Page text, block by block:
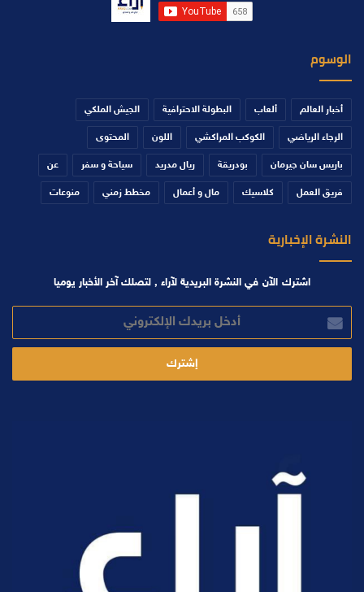
الوسوم
أخبار العالم ألعاب البطولة الاحترافية الجيش الملكي
الرجاء الرياضي الكوكب المراكشي اللون المحتوى
باريس سان جيرمان بودريقة ريال مدريد سياحة و سفر عن
فريق العمل كلاسيك مال و أعمال مخطط زمني منوعات
النشرة الإخبارية
اشترك الآن في النشرة البريدية لآراء , لتصلك آخر الأخبار يوميا
بريدك
الإلكتروني